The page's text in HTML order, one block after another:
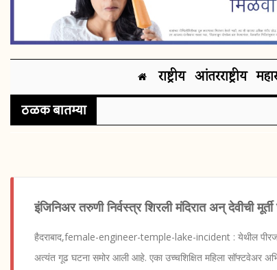
राष्ट्रीय आंतरराष्ट्रीय
ठळक बातम्या
इंजिनिअर तरुणी निर्वस्त्र शिरली मंदिरात अन् देवीची
हैदराबाद,female-engineer-temple-lake-incident : येथील
अत्यंत गूढ घटना समोर आली आहे. एका उच्चशिक्षित महिला सॉफ्टवेअर